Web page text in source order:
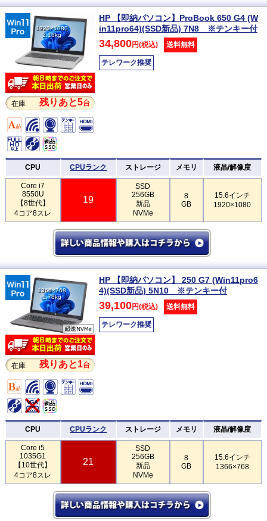
1920×1080
2.18kg
在庫 残りあと5台
HP 【即納パソコン】ProBook 650 G4 (W
in11pro64)(SSD新品) 7N8 ※テンキー付
34,800円(税込) 送料無料
テレワーク推奨
CPU CPUランク ストレージ メモリ 液晶/解像度
Core i7
8550U
【8世代】
4コア8スレ
19
SSD
256GB
新品
NVMe
8
GB
15.6インチ
1920×1080
1366×768
1.78kg
在庫 残りあと1台
HP 【即納パソコン】 250 G7 (Win11pro6
4)(SSD新品) 5N10 ※テンキー付
39,100円(税込) 送料無料
テレワーク推奨
CPU CPUランク ストレージ メモリ 液晶/解像度
Core i5
1035G1
【10世代】
4コア8スレ
21
SSD
256GB
新品
NVMe
8
GB
15.6インチ
1366×768